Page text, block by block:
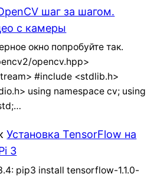
шаг за шагом.
с камеры
окно попробуйте так.
opencv.hpp>
#include <stdlib.h>
using namespace cv; using
Установка TensorFlow на
3
pip3 install tensorflow-1.1.0-